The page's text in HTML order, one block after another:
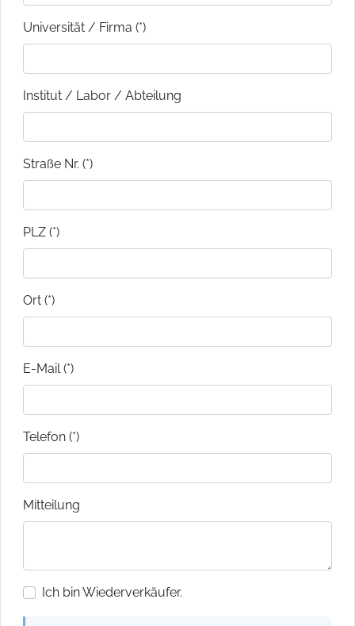
Universität / Firma (*)
Institut / Labor / Abteilung
Straße Nr. (*)
PLZ (*)
Ort (*)
E-Mail (*)
Telefon (*)
Mitteilung
Ich bin Wiederverkäufer.